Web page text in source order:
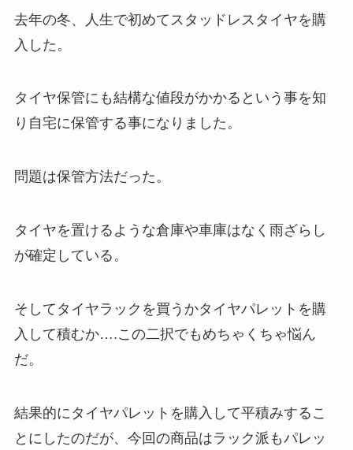
去年の冬、人生で初めてスタッドレスタイヤを購
入した。
タイヤ保管にも結構な値段がかかるという事を知
り自宅に保管する事になりました。
問題は保管方法だった。
タイヤを置けるような倉庫や車庫はなく雨ざらし
が確定している。
そしてタイヤラックを買うかタイヤパレットを購
入して積むか….この二択でもめちゃくちゃ悩ん
だ。
結果的にタイヤパレットを購入して平積みするこ
とにしたのだが、今回の商品はラック派もパレッ